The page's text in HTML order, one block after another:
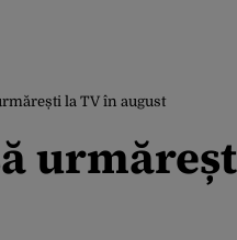
la TV în august